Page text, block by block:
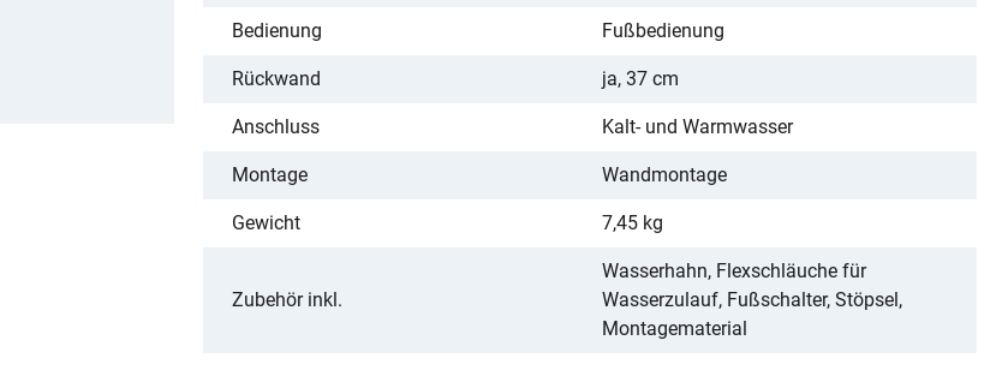
Bedienung Fußbedienung
Rückwand ja, 37 cm
Anschluss Kalt- und Warmwasser
Montage Wandmontage
Gewicht 7,45 kg
Zubehör inkl.
Wasserhahn, Flexschläuche für
Wasserzulauf, Fußschalter, Stöpsel,
Montagematerial